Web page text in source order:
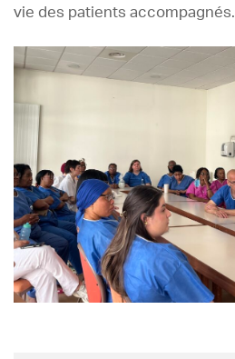
vie des patients accompagnés.